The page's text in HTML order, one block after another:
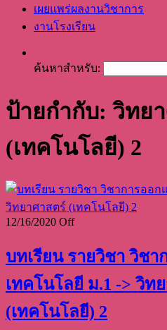
เผยแพร่ผลงานวิชาการ
งานโรงเรียน
ค้นหาสำหรับ:
ป้ายกำกับ: วิทย
(เทคโนโลยี) 2
12/16/2020 Off
บทเรียน รายวิชา วิช
เทคโนโลยี ม.1 -> วิท
(เทคโนโลยี) 2